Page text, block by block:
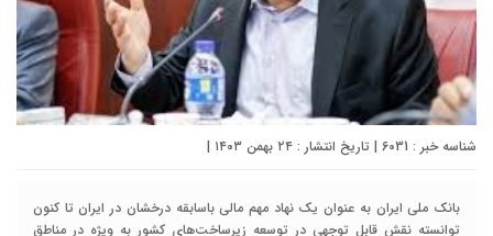
شناسه خبر : 6031 | تاریخ انتشار : ۲۴ بهمن ۱۴۰۳ |
بانک ملی ایران به عنوان یک نهاد مهم مالی باسابقه درخشان در ایران تا کنون
توانسته نقش قابل توجهی در توسعه زیرساخت‌های کشور به ویژه در مناطق